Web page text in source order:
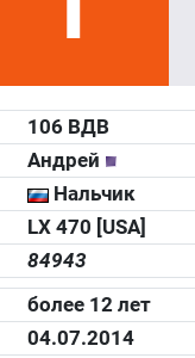
106 ВДВ
Андрей
Нальчик
LX 470 [USA]
84943
более 12 лет
04.07.2014